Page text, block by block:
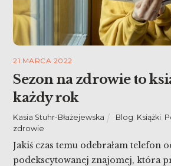
21 MARCA 2022
Sezon na zdrowie to
każdy rok
Kasia Stuhr-Błażejewska Blog Książki
zdrowie
Jakiś czas temu odebrałam telefon
podekscytowanej znajomej, która